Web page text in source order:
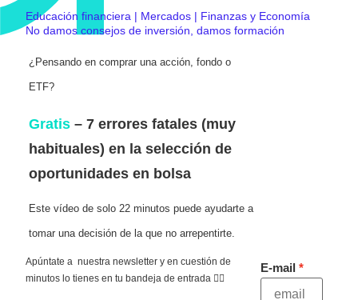
Educación financiera | Mercados | Finanzas y Economía
No damos consejos de inversión, damos formación
¿Pensando en comprar una acción, fondo o
ETF?
Gratis – 7 errores fatales (muy
habituales) en la selección de
oportunidades en bolsa
Este vídeo de solo 22 minutos puede ayudarte a
tomar una decisión de la que no arrepentirte.
Apúntate a nuestra newsletter y en cuestión de
minutos lo tienes en tu bandeja de entrada 👇🏻
E-mail